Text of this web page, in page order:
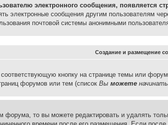
электронного сообщения, появляется
электронные сообщения другим пользователям
почтовой системы анонимными
Создание и размещение
кнопку на странице темы или
форумов или тем (список Вы можете
то вы можете редактировать и удалять